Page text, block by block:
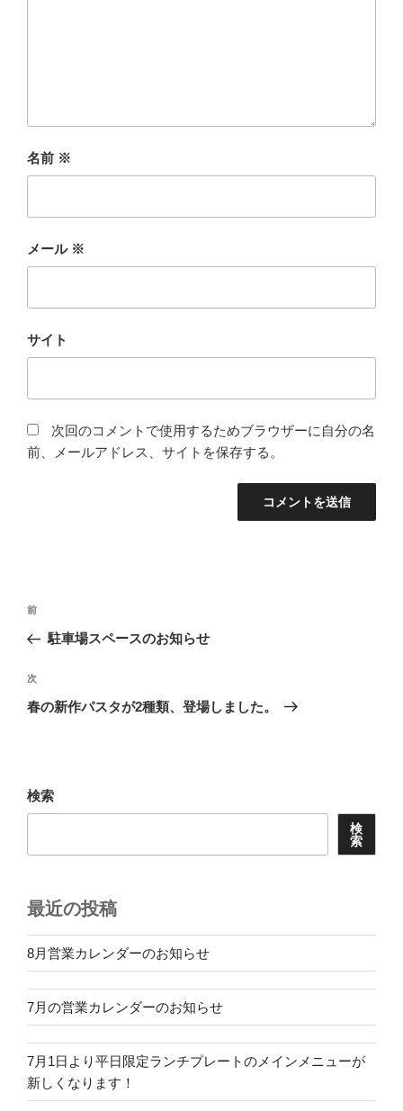
名前 ※
メール ※
サイト
次回のコメントで使用するためブラウザーに自分の名
前、メールアドレス、サイトを保存する。
投
ナ
ビ
ゲ
ン
前
の
稿
前
駐車場スペースのお知らせ
次
の
次
春の新作パスタが2種類、登場しました。
検索
検
索
最近の投稿
8月営業カレンダーのお知らせ
7月の営業カレンダーのお知らせ
7月1日より平日限定ランチプレートのメインメニューが
新しくなります！